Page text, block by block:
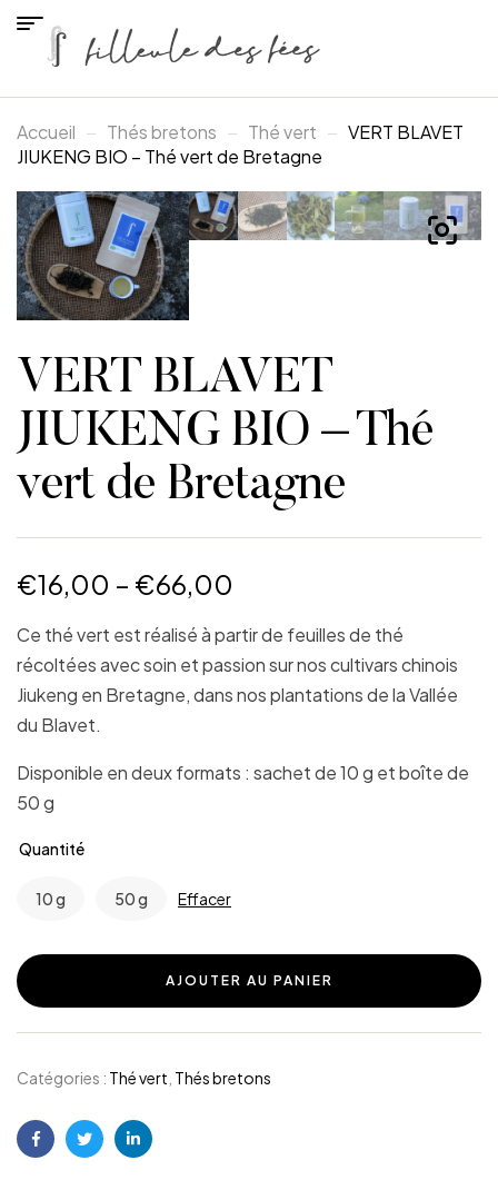
Accueil Thés bretons Thé vert
VERT BLAVET
JIUKENG BIO – Thé vert de Bretagne
VERT BLAVET
JIUKENG BIO – Thé
vert de Bretagne
€16,00 – €66,00
Ce thé vert est réalisé à partir de feuilles de thé
récoltées avec soin et passion sur nos cultivars chinois
Jiukeng en Bretagne, dans nos plantations de la Vallée
du Blavet.
Disponible en deux formats : sachet de 10 g et boîte de
50 g
Quantité
10 g 50 g Effacer
AJOUTER AU PANIER
Catégories : Thé vert Thés bretons
FacebookTwitterLinkedin